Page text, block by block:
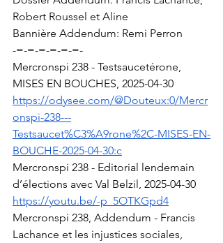
Robert Roussel et Aline
Bannière Addendum: Remi Perron
-=-=-=-=-=-=-
Mercronspi 238 - Testsaucetérone,
MISES EN BOUCHES, 2025-04-30
https://odysee.com/@Douteux:0/Mercr
onspi-238---
Testsaucet%C3%A9rone%2C-MISES-EN-
BOUCHE-2025-04-30:c
Mercronspi 238 - Editorial lendemain
d’élections avec Val Belzil, 2025-04-30
https://youtu.be/-p_5OTKGpd4
Mercronspi 238, Addendum - Francis
Lachance et les injustices sociales,